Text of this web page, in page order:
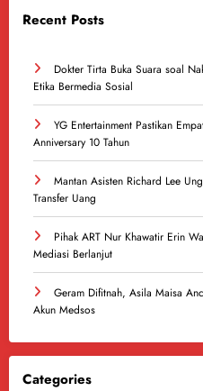
Recent Posts
Dokter Tirta Buka Suara soal
Etika Bermedia Sosial
YG Entertainment Pastikan
Anniversary 10 Tahun
Mantan Asisten Richard Lee
Transfer Uang
Pihak ART Nur Khawatir Erin
Mediasi Berlanjut
Geram Difitnah, Asila Maisa
Akun Medsos
Categories